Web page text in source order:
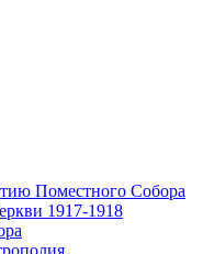
Поместного Собора
1917-1918